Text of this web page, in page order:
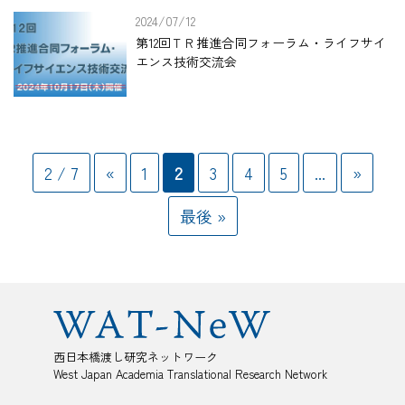
2024/07/12
第12回ＴＲ推進合同フォーラム・ライフサイ
エンス技術交流会
2 / 7 « 1 2 3 4 5 ...
»
最後 »
西日本橋渡し研究ネットワーク
West Japan Academia Translational Research Network